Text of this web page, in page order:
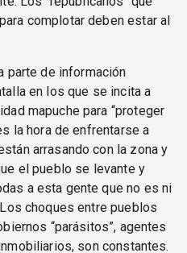
complotar deben estar al
parte de información
en los que se incita a
mapuche para “proteger
la hora de enfrentarse a
arrasando con la zona y
el pueblo se levante y
a esta gente que no es ni
choques entre pueblos
“parásitos”, agentes
son constantes.